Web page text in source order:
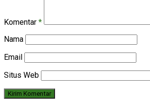
Komentar *
Nama
Email
Situs Web